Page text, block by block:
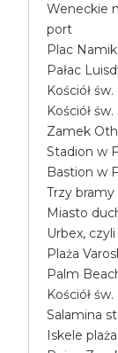
Weneckie
port
Plac
Pałac
Kościół
Kościół
Zamek
Stadion w
Bastion w
Trzy
Miasto
Urbex,
Plaża
Palm
Kościół
Salamina
Iskele plaża